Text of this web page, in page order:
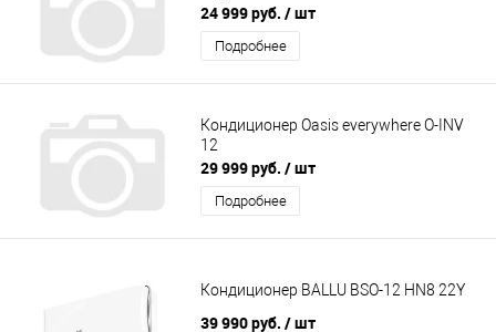
24 999 руб. / шт
Подробнее
Кондиционер Oasis everywhere O-INV
12
29 999 руб. / шт
Подробнее
Кондиционер BALLU BSO-12 HN8 22Y
39 990 руб. / шт